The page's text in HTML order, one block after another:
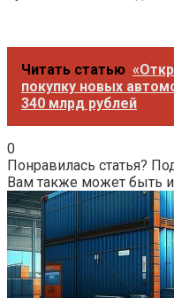
Читать статью
покупку новых
340 млрд рублей
0
Понравилась статья?
Вам также может быть